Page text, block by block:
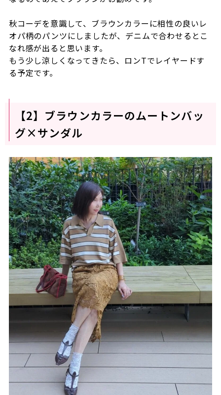
秋コーデを意識して、ブラウンカラーに相性の良いレ
オパ柄のパンツにしましたが、デニムで合わせるとこ
なれ感が出ると思います。
もう少し涼しくなってきたら、ロンTでレイヤードす
る予定です。
【2】ブラウンカラーのムートンバッ
グ×サンダル